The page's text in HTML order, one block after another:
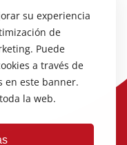
su experiencia
de
Puede
a través de
en este banner.
la web.